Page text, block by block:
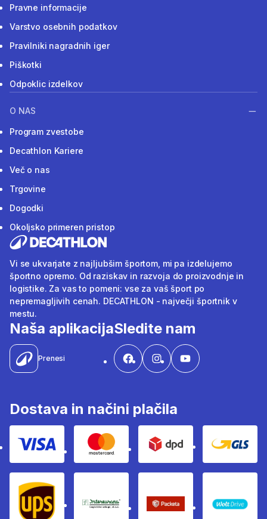
Pravne informacije
Varstvo osebnih podatkov
Pravilniki nagradnih iger
Piškotki
Odpoklic izdelkov
O NAS
Program zvestobe
Decathlon Kariere
Več o nas
Trgovine
Dogodki
Okoljsko primeren pristop
Vi se ukvarjate z najljubšim športom, mi pa izdelujemo
športno opremo. Od raziskav in razvoja do proizvodnje in
logistike. Za vas to pomeni: vse za vaš šport po
nepremagljivih cenah. DECATHLON - največji športnik v
mestu.
Naša aplikacija
Prenesi
Sledite nam
Dostava in načini plačila
Visa Mastercard Dpd Gls
Ups Intereuropa Packeta Sledenje
WOLT